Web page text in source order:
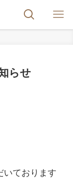
らせ
いております